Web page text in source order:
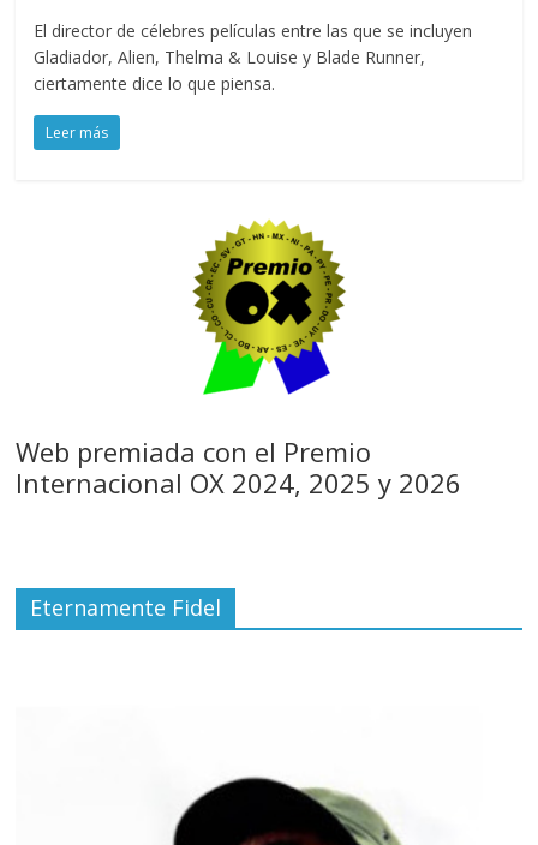
El director de célebres películas entre las que se incluyen
Gladiador, Alien, Thelma & Louise y Blade Runner,
ciertamente dice lo que piensa.
Leer más
Web premiada con el Premio
Internacional OX 2024, 2025 y 2026
Eternamente Fidel